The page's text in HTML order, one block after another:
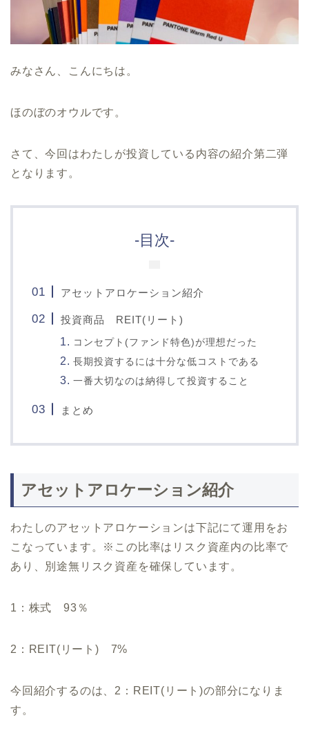
みなさん、こんにちは。
ほのぼのオウルです。
さて、今回はわたしが投資している内容の紹介第二弾
となります。
-目次-
アセットアロケーション紹介
投資商品 REIT(リート)
コンセプト(ファンド特色)が理想だった
長期投資するには十分な低コストである
一番大切なのは納得して投資すること
まとめ
アセットアロケーション紹介
わたしのアセットアロケーションは下記にて運用をお
こなっています。※この比率はリスク資産内の比率で
あり、別途無リスク資産を確保しています。
1：株式 93％
2：REIT(リート) 7%
今回紹介するのは、2：REIT(リート)の部分になりま
す。